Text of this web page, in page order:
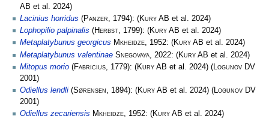
AB et al. 2024)
Lacinius horridus (Panzer, 1794): (Kury AB et al. 2024)
Lophopilio palpinalis (Herbst, 1799): (Kury AB et al. 2024)
Metaplatybunus georgicus Mkheidze, 1952: (Kury AB et al. 2024)
Metaplatybunus valentinae Snegovaya , 2022: (Kury AB et al. 2024)
Mitopus morio (Fabricius, 1779): (Kury AB et al. 2024) (Logunov DV
2001)
Odiellus lendli (Sørensen, 1894): (Kury AB et al. 2024) (Logunov DV
2001)
Odiellus zecariensis Mkheidze, 1952: (Kury AB et al. 2024)